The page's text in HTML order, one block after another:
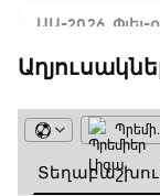
ԱԱ-2026,
16:15 - 19:30
Լա լիգայի
19:30 - 19:40